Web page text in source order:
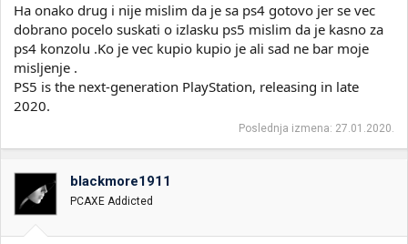
Ha onako drug i nije mislim da je sa ps4 gotovo jer se vec
dobrano pocelo suskati o izlasku ps5 mislim da je kasno za
ps4 konzolu .Ko je vec kupio kupio je ali sad ne bar moje
misljenje .
PS5 is the next-generation PlayStation, releasing in late
2020.
Poslednja izmena: 27.01.2020.
blackmore1911
PCAXE Addicted